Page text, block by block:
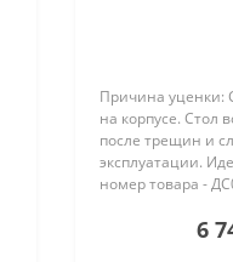
Причина уценки:
на корпусе. Стол
после трещин и
эксплуатации.
номер товара -
6